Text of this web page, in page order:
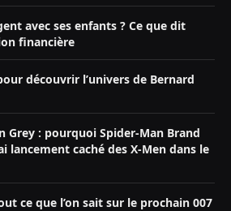
avec ses enfants ? Ce que dit
financière
découvrir l’univers de Bernard
Grey : pourquoi Spider-Man Brand
lancement caché des X-Men dans le
ce que l’on sait sur le prochain 007